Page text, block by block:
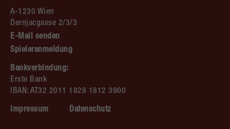
A-1230 Wien
Dernjacgasse 2/3/3
E-Mail senden
Spieleranmeldung
Bankverbindung:
Erste Bank
IBAN: AT32 2011 1828 1812 3900
Impressum Datenschutz